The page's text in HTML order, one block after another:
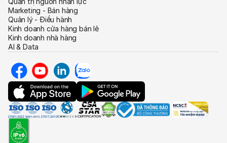
Marketing - Bán hàng
Quản lý - Điều hành
Kinh doanh cửa hàng bán lẻ
Kinh doanh nhà hàng
AI & Data